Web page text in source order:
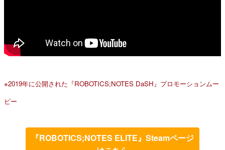
※2019年に公開された『ROBOTICS;NOTES DaSH』プロモーションムー
ビー
『ROBOTICS;NOTES ELITE』Steamページ